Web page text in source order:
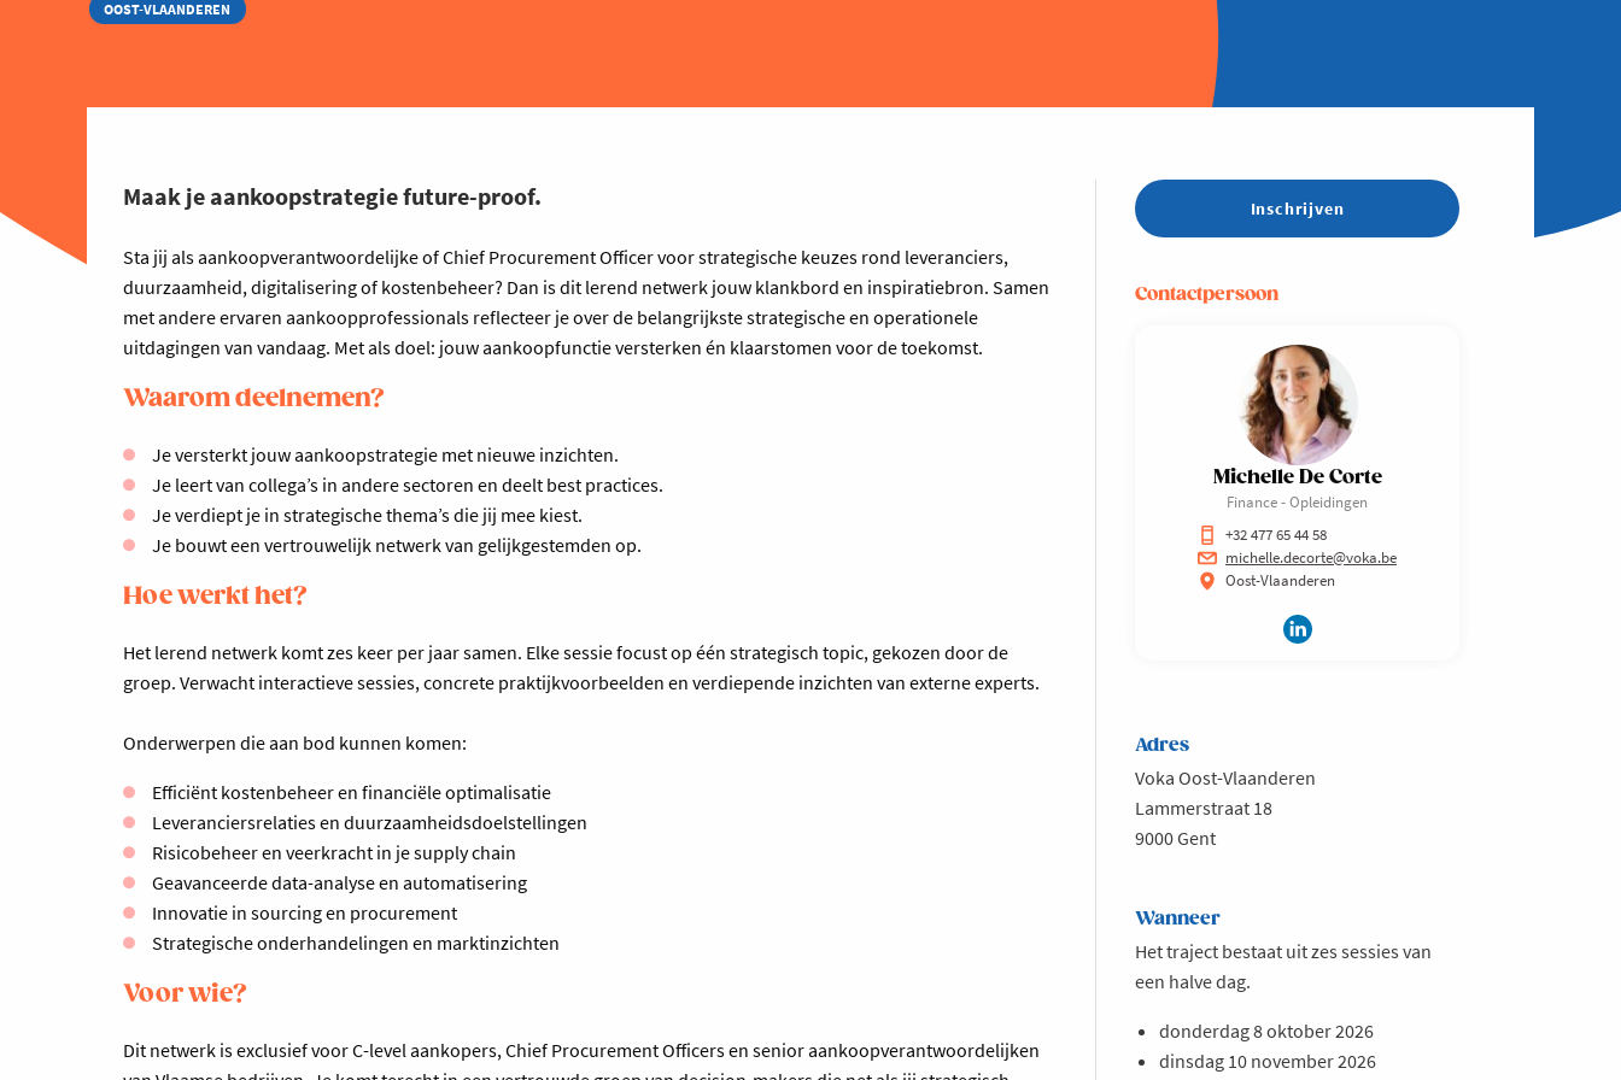
OOST-VLAANDEREN
Maak je aankoopstrategie future-proof.
Sta jij als aankoopverantwoordelijke of Chief Procurement Officer voor strategische keuzes rond leveranciers,
duurzaamheid, digitalisering of kostenbeheer? Dan is dit lerend netwerk jouw klankbord en inspiratiebron. Samen
met andere ervaren aankoopprofessionals reflecteer je over de belangrijkste strategische en operationele
uitdagingen van vandaag. Met als doel: jouw aankoopfunctie versterken én klaarstomen voor de toekomst.
Waarom deelnemen?
Je versterkt jouw aankoopstrategie met nieuwe inzichten.
Je leert van collega’s in andere sectoren en deelt best practices.
Je verdiept je in strategische thema’s die jij mee kiest.
Je bouwt een vertrouwelijk netwerk van gelijkgestemden op.
Hoe werkt het?
Het lerend netwerk komt zes keer per jaar samen. Elke sessie focust op één strategisch topic, gekozen door de
groep. Verwacht interactieve sessies, concrete praktijkvoorbeelden en verdiepende inzichten van externe experts.
Onderwerpen die aan bod kunnen komen:
Efficiënt kostenbeheer en financiële optimalisatie
Leveranciersrelaties en duurzaamheidsdoelstellingen
Risicobeheer en veerkracht in je supply chain
Geavanceerde data-analyse en automatisering
Innovatie in sourcing en procurement
Strategische onderhandelingen en marktinzichten
Voor wie?
Dit netwerk is exclusief voor C-level aankopers, Chief Procurement Officers en senior aankoopverantwoordelijken
Inschrijven
Contactpersoon
Michelle De Corte
Finance - Opleidingen
+32 477 65 44 58
michelle.decorte@voka.be
Oost-Vlaanderen
Adres
Voka Oost-Vlaanderen
Lammerstraat 18
9000 Gent
Wanneer
Het traject bestaat uit zes sessies van
een halve dag.
donderdag 8 oktober 2026
dinsdag 10 november 2026